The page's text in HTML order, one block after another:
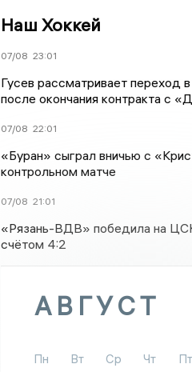
Наш Хоккей
07/08 23:01
Гусев рассматривает переход
после окончания контракта с
07/08 22:01
«Буран» сыграл вничью с
контрольном матче
07/08 21:01
«Рязань-ВДВ» победила на
счётом 4:2
АВГУСТ
Пн Вт Ср Чт Пт